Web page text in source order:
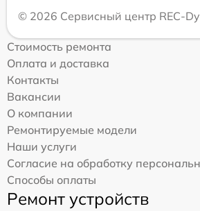
© 2026 Сервисный центр REC-
Стоимость ремонта
Оплата и доставка
Контакты
Вакансии
О компании
Ремонтируемые модели
Наши услуги
Согласие на обработку
Способы оплаты
Ремонт устройств